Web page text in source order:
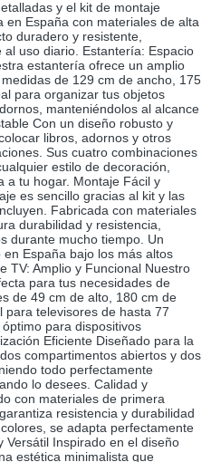
y el kit de montaje
en España con materiales de alta
duradero y resistente,
uso diario. Estantería: Espacio
estantería ofrece un amplio
de 129 cm de ancho, 175
para organizar tus objetos
manteniéndolos al alcance
Con un diseño robusto y
libros, adornos y otros
Sus cuatro combinaciones
estilo de decoración,
a tu hogar. Montaje Fácil y
es sencillo gracias al kit y las
Fabricada con materiales
durabilidad y resistencia,
durante mucho tiempo. Un
España bajo los más altos
TV: Amplio y Funcional Nuestro
para tus necesidades de
de 49 cm de alto, 180 cm de
televisores de hasta 77
para dispositivos
Eficiente Diseñado para la
compartimentos abiertos y dos
todo perfectamente
lo desees. Calidad y
con materiales de primera
resistencia y durabilidad
se adapta perfectamente
Versátil Inspirado en el diseño
estética minimalista que